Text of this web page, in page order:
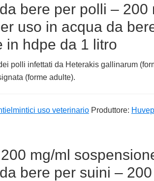
bere per polli – 200
uso in acqua da
in hdpe da 1 litro
polli infettati da Heterakis gallinarum
(forme adulte).
uso veterinario Produttore:
mg/ml
bere per suini –